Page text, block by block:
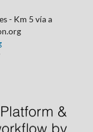
- Km 5 vía a